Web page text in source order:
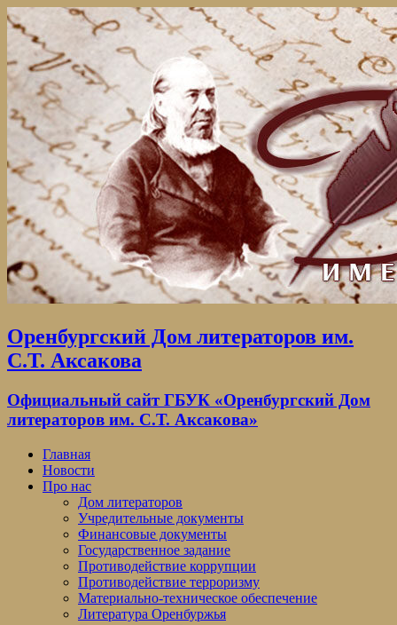
Оренбургский Дом литераторов им.
С.Т. Аксакова
Официальный сайт ГБУК «Оренбургский Дом
литераторов им. С.Т. Аксакова»
Главная
Новости
Про нас
Дом литераторов
Учредительные документы
Финансовые документы
Государственное задание
Противодействие коррупции
Противодействие терроризму
Материально-техническое обеспечение
Литература Оренбуржья